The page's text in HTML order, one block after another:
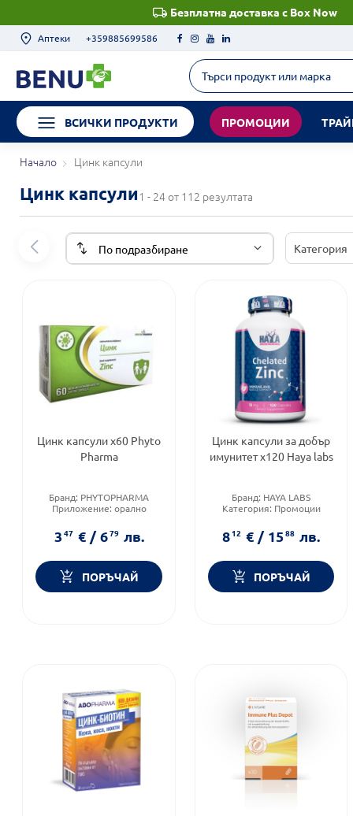
Безплатна доставка с Box Now
Аптеки +359885699586
ВСИЧКИ ПРОДУКТИ ПРОМОЦИИ
Начало Цинк капсули
Цинк капсули1 - 24 от 112 резултата
Категория
Цинк капсули х60 Phyto
Pharma
Бранд: PHYTOPHARMA
Приложение: орално
347 € / 679 лв.
ПОРЪЧАЙ
Цинк капсули за добър
имунитет x120 Haya labs
Бранд: HAYA LABS
Категория: Промоции
812 € / 1588 лв.
ПОРЪЧАЙ